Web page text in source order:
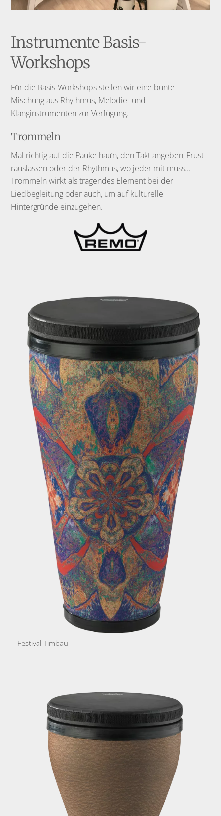
Instrumente Basis-
Workshops
Für die Basis-Workshops stellen wir eine bunte
Mischung aus Rhythmus, Melodie- und
Klanginstrumenten zur Verfügung.
Trommeln
Mal richtig auf die Pauke hau‘n, den Takt angeben, Frust
rauslassen oder der Rhythmus, wo jeder mit muss…
Trommeln wirkt als tragendes Element bei der
Liedbegleitung oder auch, um auf kulturelle
Hintergründe einzugehen.
Festival Timbau